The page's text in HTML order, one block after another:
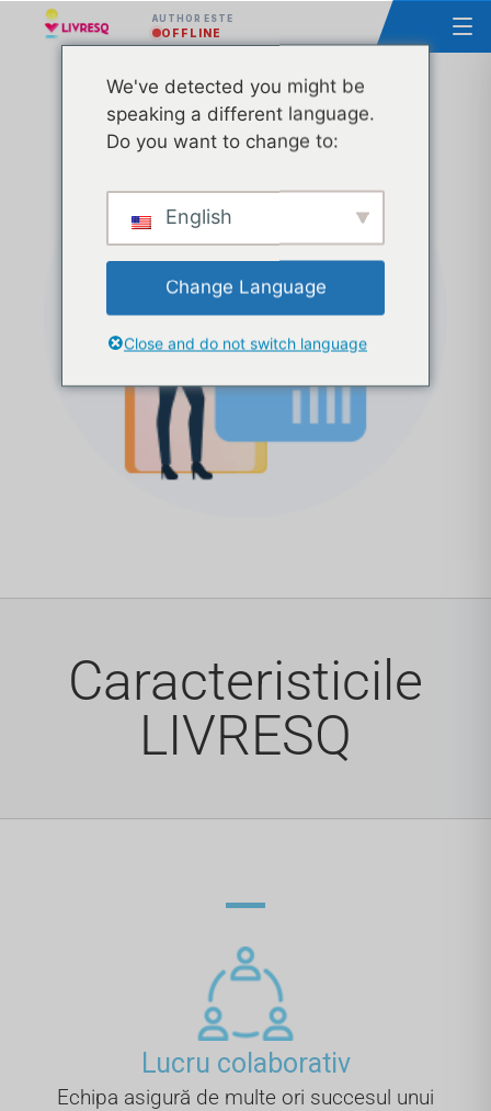
AUTHOR ESTE
OFFLINE
Curs – Bazele utilizării LIVRESQ – Grupa 14
Caracteristicile
LIVRESQ
Lucru colaborativ
Echipa asigură de multe ori succesul unui
We've detected you might be
speaking a different language.
Do you want to change to:
English
Change Language
Close and do not switch language